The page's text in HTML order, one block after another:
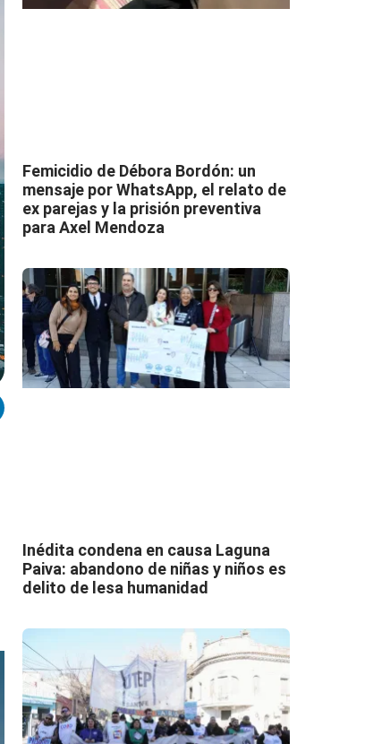
Femicidio de Débora Bordón: un
mensaje por WhatsApp, el relato de
ex parejas y la prisión preventiva
para Axel Mendoza
Inédita condena en causa Laguna
Paiva: abandono de niñas y niños es
delito de lesa humanidad